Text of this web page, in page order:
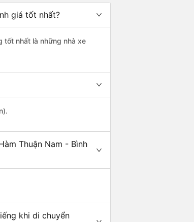
giá tốt nhất?
tốt nhất là những nhà xe
Thuận Nam - Bình
khi di chuyển